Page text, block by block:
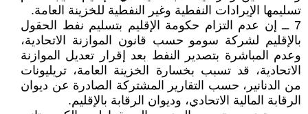
تسليمها الإيرادات النفطية وغير النفطية للخزينة العامة.
7 ــ إن عدم التزام حكومة الإقليم بتسليم نفط الحقول
بالإقليم لشركة سومو حسب قانون الموازنة الاتحادية،
وعدم المباشرة بتصدير النفط بعد إقرار تعديل الموازنة
الاتحادية، قد تسبب بخسارة الخزينة العامة، تريليونات
من الدنانير، حسب التقارير المشتركة الصادرة عن ديوان
الرقابة المالية الاتحادي، وديوان الرقابة بالإقليم.